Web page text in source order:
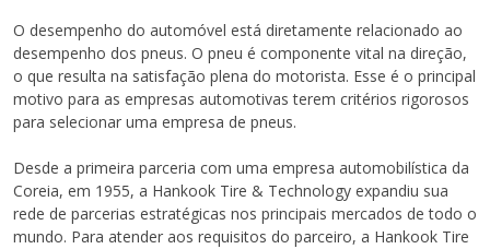
O desempenho do automóvel está diretamente relacionado ao
desempenho dos pneus. O pneu é componente vital na direção,
o que resulta na satisfação plena do motorista. Esse é o principal
motivo para as empresas automotivas terem critérios rigorosos
para selecionar uma empresa de pneus.
Desde a primeira parceria com uma empresa automobilística da
Coreia, em 1955, a Hankook Tire & Technology expandiu sua
rede de parcerias estratégicas nos principais mercados de todo o
mundo. Para atender aos requisitos do parceiro, a Hankook Tire